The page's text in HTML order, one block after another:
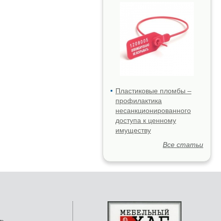
Пластиковые пломбы –
профилактика
несанкционированного
доступа к ценному
имуществу
Все статьи